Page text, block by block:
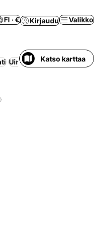
FI · € Kirjaudu Valikko
Uima-allasKatso karttaa